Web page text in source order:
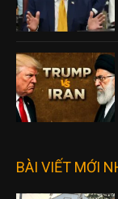
BÀI VIẾT MỚI